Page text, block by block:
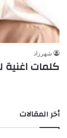
شهرزاد
كلمات اغنية
أخر المقالات